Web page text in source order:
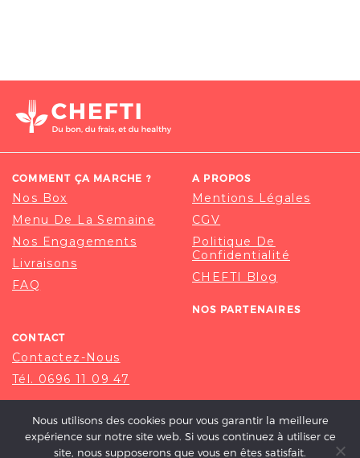
COMMENT ÇA MARCHE ?
Nos Box
Menu De La Semaine
Nos Engagements
Livraisons
FAQ
A PROPOS
Mentions Légales
CGV
Politique De
Confidentialité
CHEFTI Blog
NOS PARTENAIRES
CONTACT
Contactez-Nous
Tél. 0696 11 09 47
Nous utilisons des cookies pour vous garantir la meilleure
expérience sur notre site web. Si vous continuez à utiliser ce
site, nous supposerons que vous en êtes satisfait.